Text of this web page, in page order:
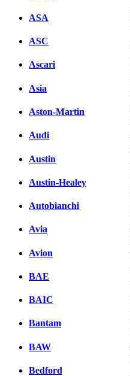
ASA
ASC
Ascari
Asia
Aston-Martin
Audi
Austin
Austin-Healey
Autobianchi
Avia
Avion
BAE
BAIC
Bantam
BAW
Bedford